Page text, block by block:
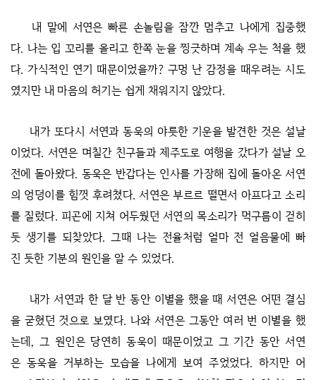
내 말에 서연은 빠른 손놀림을 잠깐 멈추고 나에게 집중했
다. 나는 입 꼬리를 올리고 한쪽 눈을 찡긋하며 계속 우는 척을 했
다. 가식적인 연기 때문이었을까? 구멍 난 감정을 때우려는 시도
였지만 내 마음의 허기는 쉽게 채워지지 않았다.
내가 또다시 서연과 동욱의 야릇한 기운을 발견한 것은 설날
이었다. 서연은 며칠간 친구들과 제주도로 여행을 갔다가 설날 오
전에 돌아왔다. 동욱은 반갑다는 인사를 가장해 집에 돌아온 서연
의 엉덩이를 힘껏 후려쳤다. 서연은 부르르 떨면서 아프다고 소리
를 질렀다. 피곤에 지쳐 어두웠던 서연의 목소리가 먹구름이 걷히
듯 생기를 되찾았다. 그때 나는 전율처럼 얼마 전 얼음물에 빠
진 듯한 기분의 원인을 알 수 있었다.
내가 서연과 한 달 반 동안 이별을 했을 때 서연은 어떤 결심
을 굳혔던 것으로 보였다. 나와 서연은 그동안 여러 번 이별을 했
는데, 그 원인은 당연히 동욱이 때문이었고 그 기간 동안 서연
은 동욱을 거부하는 모습을 나에게 보여 주었었다. 하지만 어